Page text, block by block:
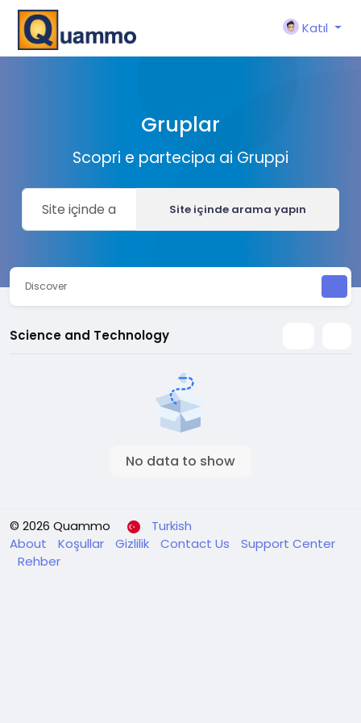
Katıl
Gruplar
Scopri e partecipa ai Gruppi
Site içinde arama yapın
Discover
Science and Technology
No data to show
© 2026 Quammo
Turkish
About
Koşullar Gizlilik Contact Us
Support Center
Rehber